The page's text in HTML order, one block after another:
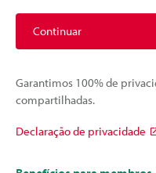
Continuar
Garantimos 100% de
compartilhadas.
Declaração de privacidade